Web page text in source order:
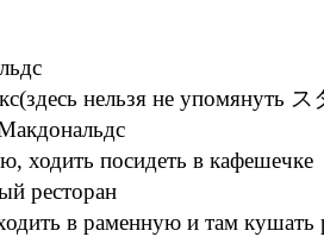
нельзя не упомянуть
ходить посидеть в кафешечке
ресторан
в раменную и там кушать